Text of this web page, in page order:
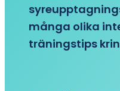
många olika
träningstips